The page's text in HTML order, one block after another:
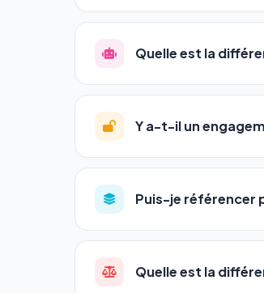
La plupart de nos
progression
votre tableau de bord.
Quelle est la
LeSEO(Search Engine
GEO(Generative Engine
Gemini et Perplexity
vous
deux simultanément et
Y a-t-il un
Aucun engagement.Tous
en un clic, ou en nous
pas de frais cachés. Votre
Puis-je référencer
Oui ! Chaque pack couvre
Standard
Quelle est la